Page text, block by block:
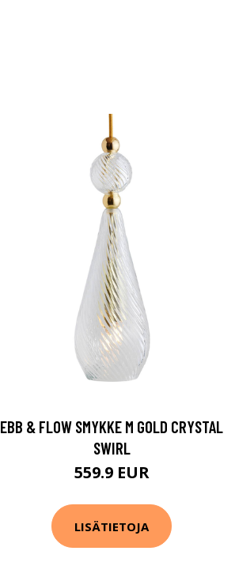
EBB & FLOW SMYKKE M GOLD CRYSTAL
SWIRL
559.9 EUR
LISÄTIETOJA